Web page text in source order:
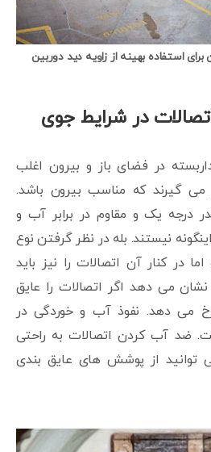
در شرایط جوی
در فضای باز و بیرون اغلب
می گیرند که مناسب بیرون باشد.
درجه یک و مقاوم در برابر آب و
نیستند. بله در نظر گرفتن نوع
در کنار آن اتصالات را نیز باید
نشان می دهد اگر اتصالات را عایق
می دهد. نفوذ آب و خوردگی در
ضد آب کردن اتصالات به راحتی
توانید از پوشش های عایق بندی